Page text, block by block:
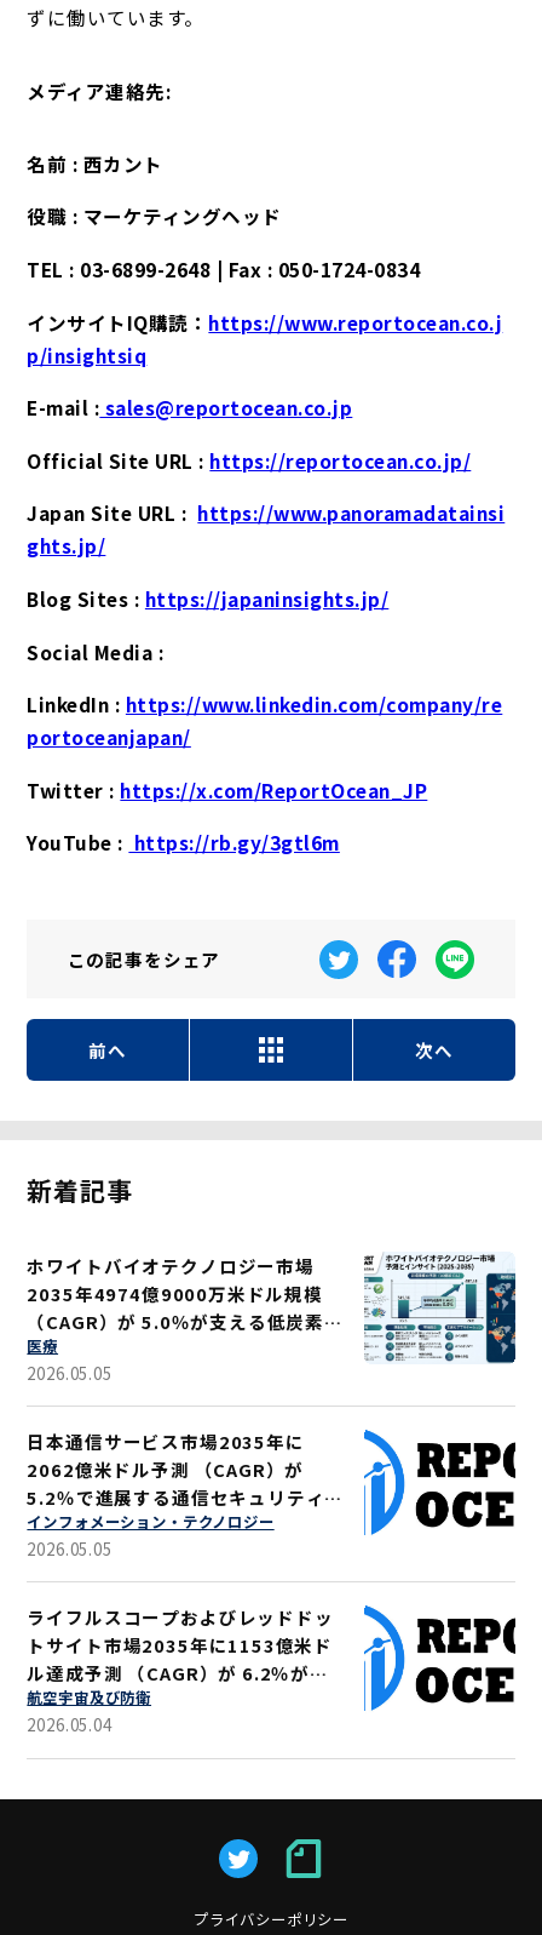
ずに働いています。
メディア連絡先:
名前 : 西カント
役職 : マーケティングヘッド
TEL : 03-6899-2648 | Fax : 050-1724-0834
インサイトIQ購読： https://www.reportocean.co.j
p/insightsiq
E-mail : sales@reportocean.co.jp
Official Site URL : https://reportocean.co.jp/
Japan Site URL : https://www.panoramadatainsi
ghts.jp/
Blog Sites : https://japaninsights.jp/
Social Media :
LinkedIn : https://www.linkedin.com/company/re
portoceanjapan/
Twitter : https://x.com/ReportOcean_JP
YouTube : https://rb.gy/3gtl6m
この記事をシェア
前へ 次へ
新着記事
ホワイトバイオテクノロジー市場
2035年4974億9000万米ドル規模
（CAGR）が 5.0％が支える低炭素ソ
リューション
医療
2026.05.05
日本通信サービス市場2035年に
2062億米ドル予測 （CAGR）が
5.2％で進展する通信セキュリティ強
化
インフォメーション・テクノロジー
2026.05.05
ライフルスコープおよびレッドドッ
トサイト市場2035年に1153億米ド
ル達成予測 （CAGR）が 6.2％が示
す軍事・狩猟用途拡大
航空宇宙及び防衛
2026.05.04
プライバシーポリシー